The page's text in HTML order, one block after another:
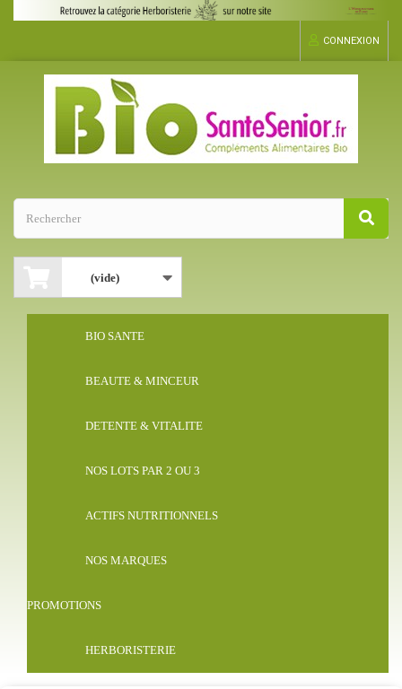
CONNEXION
(vide)
BIO SANTE
BEAUTE & MINCEUR
DETENTE & VITALITE
NOS LOTS PAR 2 OU 3
ACTIFS NUTRITIONNELS
NOS MARQUES
PROMOTIONS
HERBORISTERIE